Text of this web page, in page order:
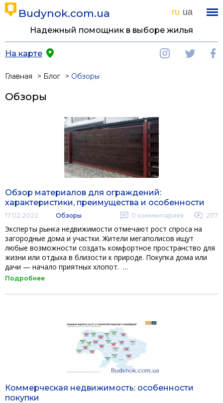
Budynok.com.ua ru ua
Надежный помощник в выборе жилья
На карте
Главная Блог Обзоры
Обзоры
Обзор материалов для ограждений:
характеристики, преимущества и особенности
17.02.2022 Обзоры 0 комментариев 2117
Эксперты рынка недвижимости отмечают рост спроса на
загородные дома и участки. Жители мегаполисов ищут
любые возможности создать комфортное пространство для
жизни или отдыха в близости к природе. Покупка дома или
дачи — начало приятных хлопот. …
Подробнее
Коммерческая недвижимость: особенности
покупки